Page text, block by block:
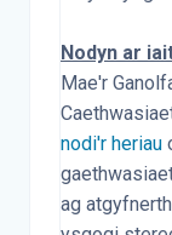
Nodyn ar
Mae'r
nodi'r heriau
ag